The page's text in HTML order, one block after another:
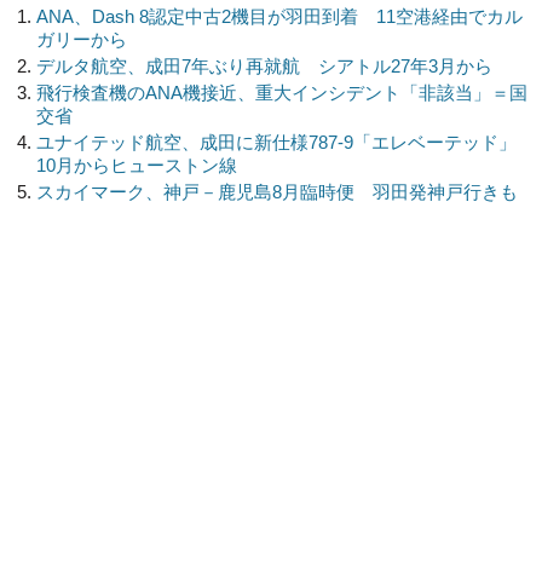
ANA、Dash 8認定中古2機目が羽田到着 11空港経由でカル
ガリーから
デルタ航空、成田7年ぶり再就航 シアトル27年3月から
飛行検査機のANA機接近、重大インシデント「非該当」＝国
交省
ユナイテッド航空、成田に新仕様787-9「エレベーテッド」
10月からヒューストン線
スカイマーク、神戸－鹿児島8月臨時便 羽田発神戸行きも